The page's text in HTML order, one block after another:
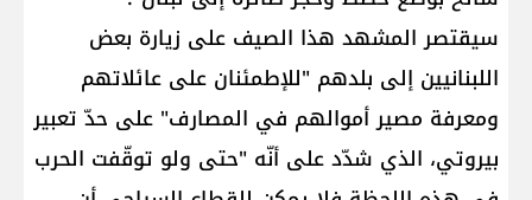
سيقتصر المشهد هذا الصيف على زيارة بعض
اللبنانيين إلى بلدهم "للإطمئنان على عائلاتهم
ومعرفة مصير أموالهم في المصارف" على حدّ تعبير
بيروتي، الذي شدّد على أنّه "حتى ولو توقّفت الحرب